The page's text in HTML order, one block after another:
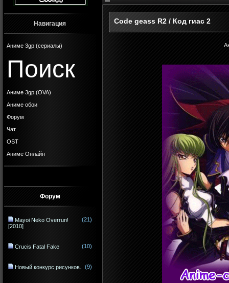
Навигация
Аниме 3gp (сериалы)
Поиск
Аниме 3gp (OVA)
Аниме обои
Форум
Чат
OST
Аниме Онлайн
Форум
Mayoi Neko Overrun!
[2010]
(21)
Crucis Fatal Fake (10)
Новый конкурс рисунков. (9)
Code geass R2 / Код гиас 2